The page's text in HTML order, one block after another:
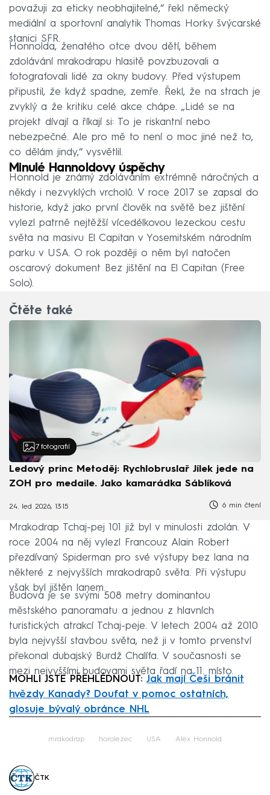
považuji za eticky neobhajitelné,“ řekl německý
mediální a sportovní analytik Thomas Horky švýcarské
stanici SFR.
Honnolda, ženatého otce dvou dětí, během
zdolávání mrakodrapu hlasitě povzbuzovali a
fotografovali lidé za okny budovy. Před výstupem
připustil, že když spadne, zemře. Řekl, že na strach je
zvyklý a že kritiku celé akce chápe. „Lidé se na
projekt dívají a říkají si: To je riskantní nebo
nebezpečné. Ale pro mě to není o moc jiné než to,
co dělám jindy,“ vysvětlil.
Minulé Hannoldovy úspěchy
Honnold je známý zdoláváním extrémně náročných a
někdy i nezvyklých vrcholů. V roce 2017 se zapsal do
historie, když jako první člověk na světě bez jištění
vylezl patrně nejtěžší vícedélkovou lezeckou cestu
světa na masivu El Capitan v Yosemitském národním
parku v USA. O rok později o něm byl natočen
oscarový dokument Bez jištění na El Capitan (Free
Solo).
Čtěte také
7 fotografií
Ledový princ Metoděj: Rychlobruslař Jílek jede na
ZOH pro medaile. Jako kamarádka Sáblíková
24. led 2026, 13:15 6 min čtení
Mrakodrap Tchaj-pej 101 již byl v minulosti zdolán. V
roce 2004 na něj vylezl Francouz Alain Robert
přezdívaný Spiderman pro své výstupy bez lana na
některé z nejvyšších mrakodrapů světa. Při výstupu
však byl jištěn lanem.
Budova je se svými 508 metry dominantou
městského panoramatu a jednou z hlavních
turistických atrakcí Tchaj-peje. V letech 2004 až 2010
byla nejvyšší stavbou světa, než ji v tomto prvenství
překonal dubajský Burdž Chalífa. V současnosti se
mezi nejvyššími budovami světa řadí na 11. místo.
MOHLI JSTE PŘEHLÉDNOUT: Jak mají Češi bránit
hvězdy Kanady? Doufat v pomoc ostatních,
glosuje bývalý obránce NHL
mrakodrap horolezec USA Alex Honnold
ČTK